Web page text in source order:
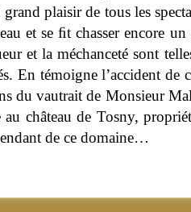
plaisir de tous les
et se ﬁt chasser encore un
et la méchanceté sont
En témoigne l’accident de
du vautrait de Monsieur
château de Tosny,
de ce domaine…